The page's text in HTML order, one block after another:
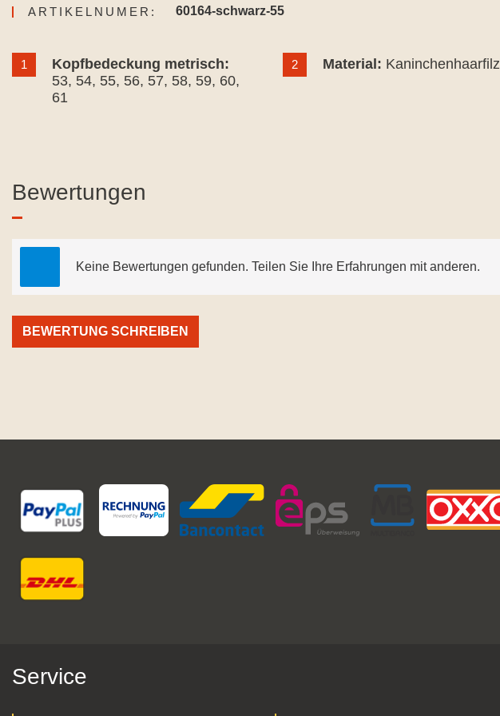
ARTIKELNUMER: 60164-schwarz-55
1
Kopfbedeckung metrisch:
53, 54, 55, 56, 57, 58, 59, 60,
61
2 Material: Kaninchenhaarfilz
Bewertungen
Keine Bewertungen gefunden. Teilen Sie Ihre Erfahrungen mit anderen.
BEWERTUNG SCHREIBEN
Service